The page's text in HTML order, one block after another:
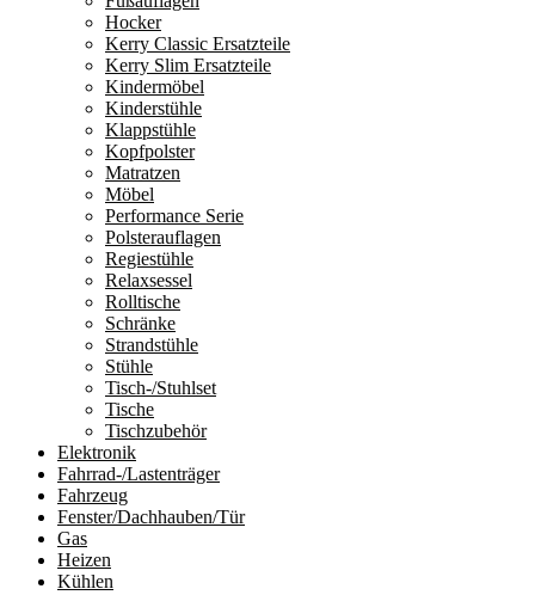
Hocker
Kerry Classic Ersatzteile
Kerry Slim Ersatzteile
Kindermöbel
Kinderstühle
Klappstühle
Kopfpolster
Matratzen
Möbel
Performance Serie
Polsterauflagen
Regiestühle
Relaxsessel
Rolltische
Schränke
Strandstühle
Stühle
Tisch-/Stuhlset
Tische
Tischzubehör
Elektronik
Fahrrad-/Lastenträger
Fahrzeug
Fenster/Dachhauben/Tür
Gas
Heizen
Kühlen